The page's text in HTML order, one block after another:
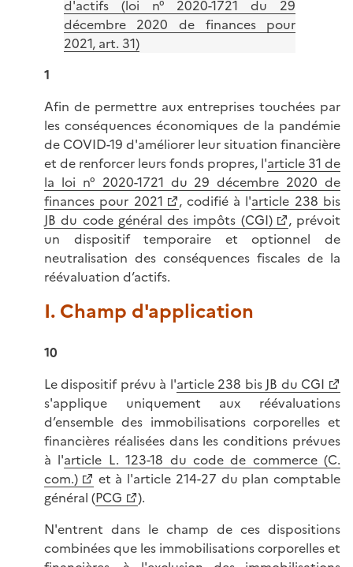
d'actifs (loi n° 2020-1721 du 29
décembre 2020 de finances pour
2021, art. 31)
1
Afin de permettre aux entreprises touchées par
les conséquences économiques de la pandémie
de COVID-19 d'améliorer leur situation financière
et de renforcer leurs fonds propres, l'article 31 de
la loi n° 2020-1721 du 29 décembre 2020 de
finances pour 2021
, codifié à l'article 238 bis
JB du code général des impôts (CGI)
, prévoit
un dispositif temporaire et optionnel de
neutralisation des conséquences fiscales de la
réévaluation d’actifs.
I. Champ d'application
10
Le dispositif prévu à l'article 238 bis JB du CGI
s'applique uniquement aux réévaluations
d’ensemble des immobilisations corporelles et
financières réalisées dans les conditions prévues
à l'article L. 123-18 du code de commerce (C.
com.)
et à l'article 214-27 du plan comptable
général (PCG
).
N'entrent dans le champ de ces dispositions
combinées que les immobilisations corporelles et